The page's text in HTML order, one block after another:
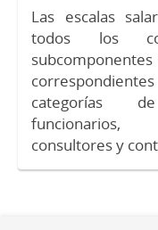
Las escalas
todos los
categorías
consultores y